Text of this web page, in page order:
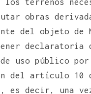
los terrenos
obras
del objeto de
declaratoria
uso público por
del artículo 10
es decir, una